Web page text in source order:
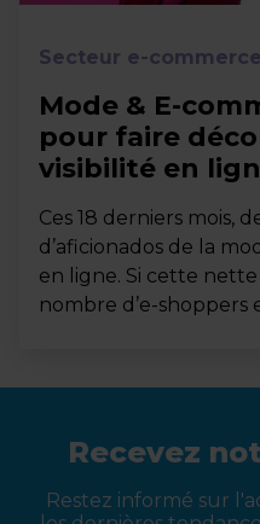
Secteur e-commerce
Mode & E-
pour faire
visibilité en
Ces 18 derniers mois,
d’aficionados de la
en ligne. Si cette
nombre d’e-shoppers
Recevez
Restez informé sur